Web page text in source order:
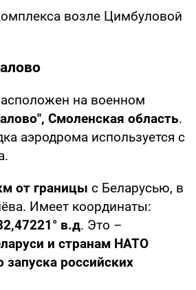
возле Цимбуловой
на военном
Смоленская область.
аэродрома используется с
от границы с Беларусью, в
Имеет координаты:
в.д. Это –
и странам НАТО
запуска российских